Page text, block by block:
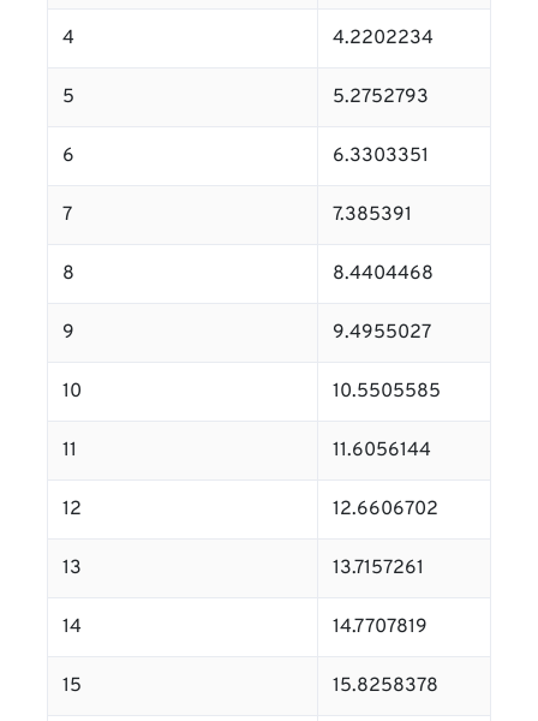
4 4.2202234
5 5.2752793
6 6.3303351
7 7.385391
8 8.4404468
9 9.4955027
10 10.5505585
11 11.6056144
12 12.6606702
13 13.7157261
14 14.7707819
15 15.8258378